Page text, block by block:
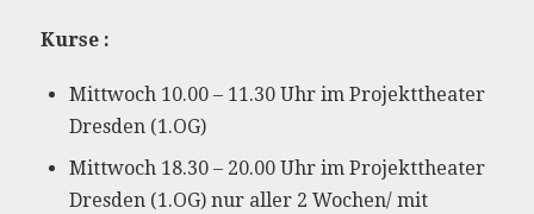
Kurse :
Mittwoch 10.00 – 11.30 Uhr im Projekttheater
Dresden (1.OG)
Mittwoch 18.30 – 20.00 Uhr im Projekttheater
Dresden (1.OG) nur aller 2 Wochen/ mit